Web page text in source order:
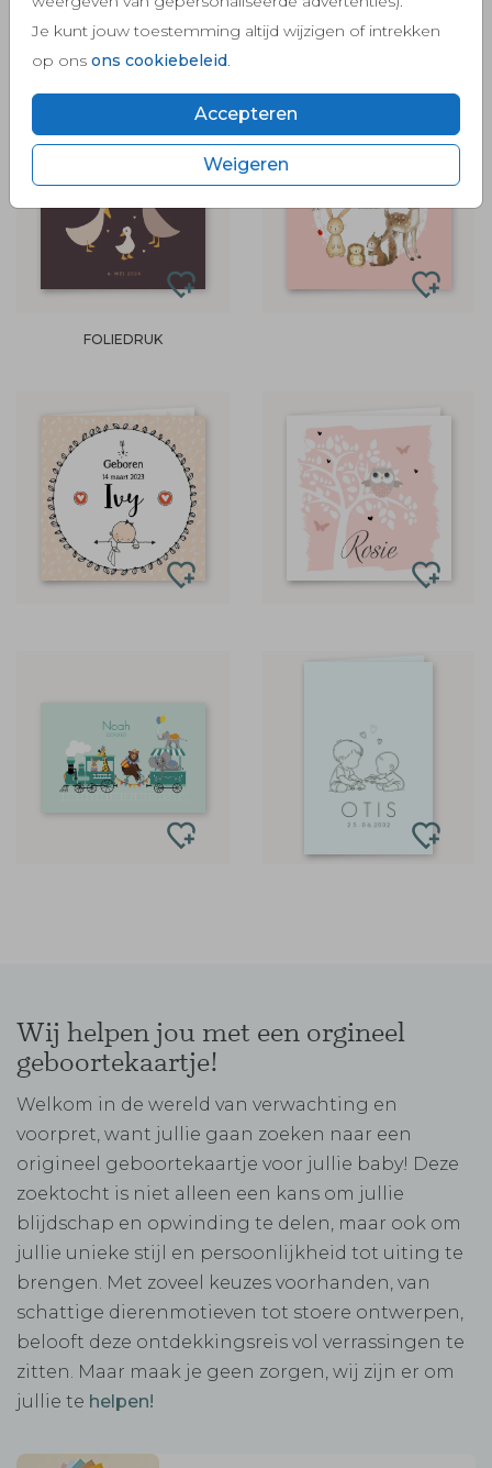
Je kunt jouw toestemming altijd wijzigen of intrekken
op ons ons cookiebeleid
Accepteren
Weigeren
FOLIEDRUK
Wij helpen jou met een orgineel
geboortekaartje!
Welkom in de wereld van verwachting en
voorpret, want jullie gaan zoeken naar een
origineel geboortekaartje voor jullie baby! Deze
zoektocht is niet alleen een kans om jullie
blijdschap en opwinding te delen, maar ook om
jullie unieke stijl en persoonlijkheid tot uiting te
brengen. Met zoveel keuzes voorhanden, van
schattige dierenmotieven tot stoere ontwerpen,
belooft deze ontdekkingsreis vol verrassingen te
zitten. Maar maak je geen zorgen, wij zijn er om
jullie te helpen!